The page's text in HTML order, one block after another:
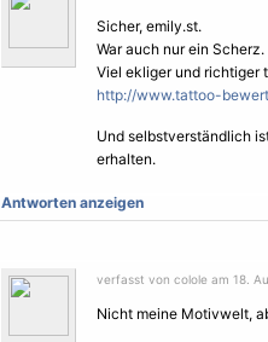
Sicher, emily.st.
War auch nur ein Scherz.
Viel ekliger und richtiger
http://www.tattoo-
Und selbstverständlich
erhalten.
Antworten anzeigen
verfasst von colole am 18.
Nicht meine Motivwelt,